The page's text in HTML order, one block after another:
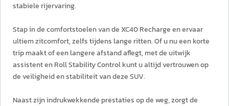
stabiele rijervaring.
Stap in de comfortstoelen van de XC40 Recharge en ervaar
ultiem zitcomfort, zelfs tijdens lange ritten. Of u nu een korte
trip maakt of een langere afstand aflegt, met de uitwijk
assistent en Roll Stability Control kunt u altijd vertrouwen op
de veiligheid en stabiliteit van deze SUV.
Naast zijn indrukwekkende prestaties op de weg, zorgt de